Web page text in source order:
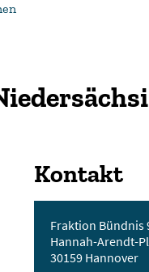
Kontakt
Fraktion Bündnis
Hannah-Arendt-
30159 Hannover